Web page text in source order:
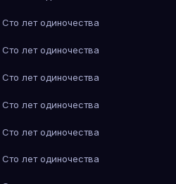
лет одиночества
лет одиночества
лет одиночества
лет одиночества
лет одиночества
лет одиночества